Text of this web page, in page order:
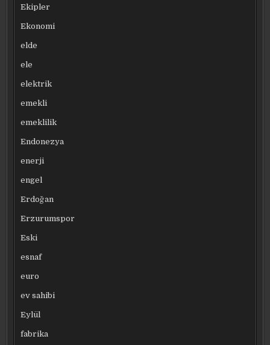
Ekipler
Ekonomi
elde
ele
elektrik
emekli
emeklilik
Endonezya
enerji
engel
Erdoğan
Erzurumspor
Eski
esnaf
euro
ev sahibi
Eylül
fabrika